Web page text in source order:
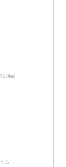
㎞）
ム